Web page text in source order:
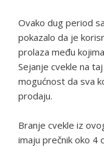
Ovako dug period
pokazalo da je
prolaza među
Sejanje cvekle na
mogućnost da sva
prodaju.
Branje cvekle iz
imaju prečnik oko 4